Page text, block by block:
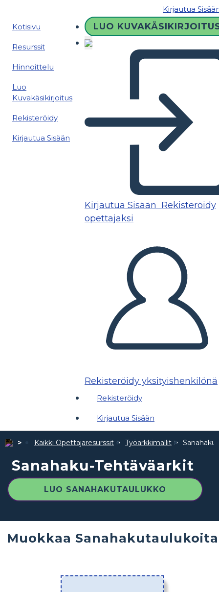
Kirjautua
Kotisivu
Resurssit
Hinnoittelu
Luo
Kuvakäsikirjoitus
Rekisteröidy
Kirjautua Sisään
LUO
Kirjautua Sisään Rekisteröidy
opettajaksi
Rekisteröidy yksityishenkilönä
Rekisteröidy
Kirjautua Sisään
Kaikki Opettajaresurssit Työarkkimallit
Sanahaku-Tehtäväarkit
LUO SANAHAKUTAULUKKO
Muokkaa Sanahakutaulukoita